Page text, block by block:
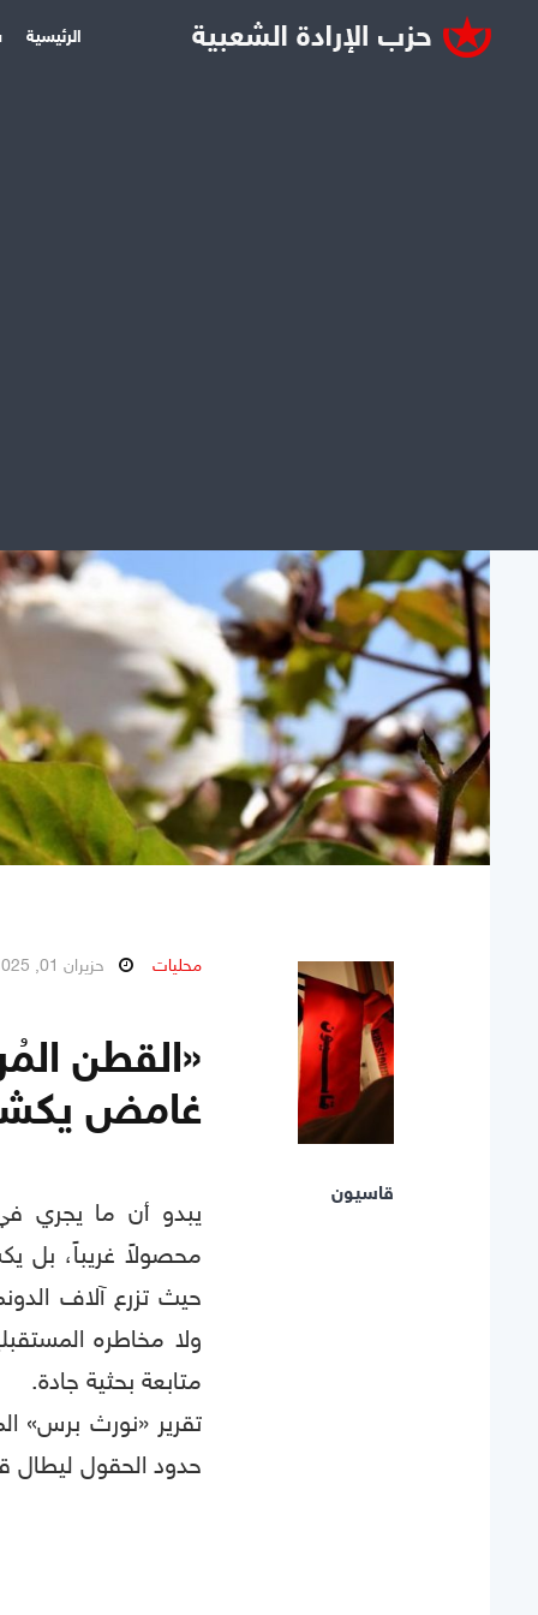
الرئيسية
قاسيون
محليات حزيران 01, 2025
«القطن
غامض
يبدو أن ما يجري
محصولاً غريباً، بل
حيث تزرع آلاف
ولا مخاطره
متابعة بحثية جادة.
حدود الحقول ليطال